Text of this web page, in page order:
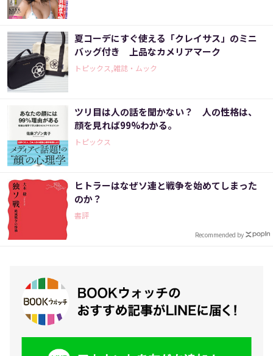
夏コーデにすぐ使える「クレイサス」のミニ
バッグ付き 上品なカメリアマーク
トピックス,雑誌・ムック
ツリ目は人の話を聞かない？ 人の性格は、
顔を見れば99%わかる。
トピックス
ヒトラーはなぜソ連と戦争を始めてしまった
のか？
書評
Recommended by